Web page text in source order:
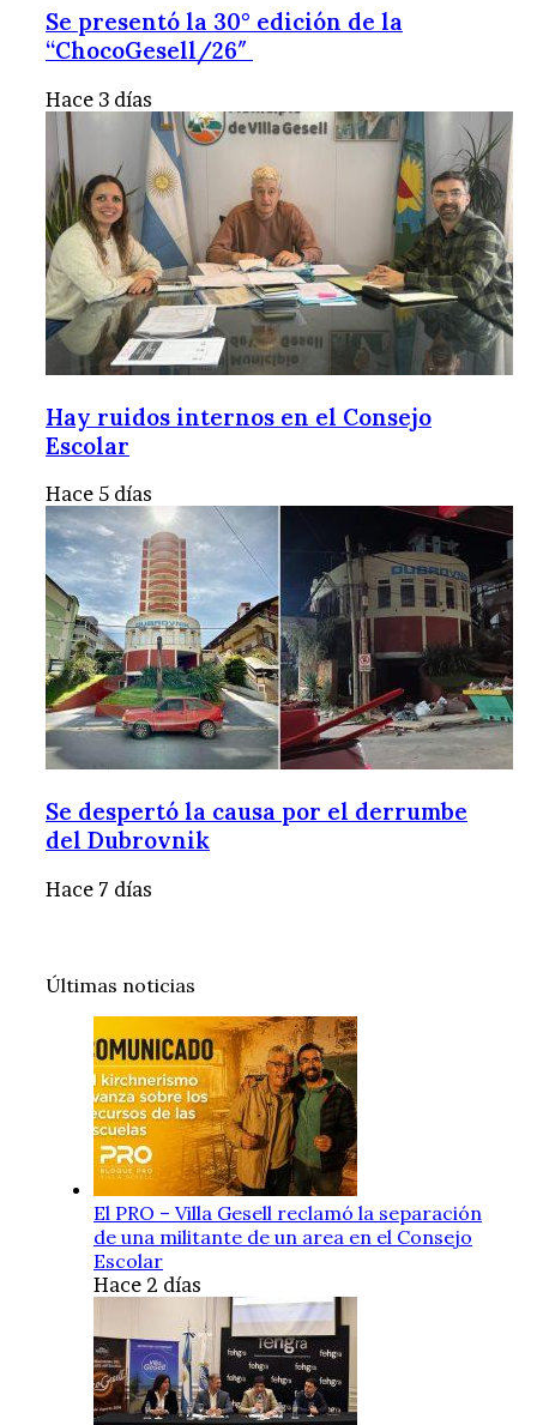
Se presentó la 30° edición de la
“ChocoGesell/26″
Hace 3 días
Hay ruidos internos en el Consejo
Escolar
Hace 5 días
Se despertó la causa por el derrumbe
del Dubrovnik
Hace 7 días
Últimas noticias
El PRO – Villa Gesell reclamó la separación
de una militante de un area en el Consejo
Escolar
Hace 2 días